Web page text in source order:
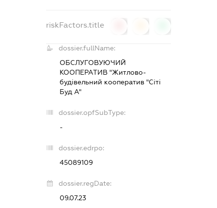
riskFactors.title
dossier.fullName:
ОБСЛУГОВУЮЧИЙ
КООПЕРАТИВ "Житлово-
будівельний кооператив "Сіті
Буд А"
dossier.opfSubType:
-
dossier.edrpo:
45089109
dossier.regDate:
09.07.23